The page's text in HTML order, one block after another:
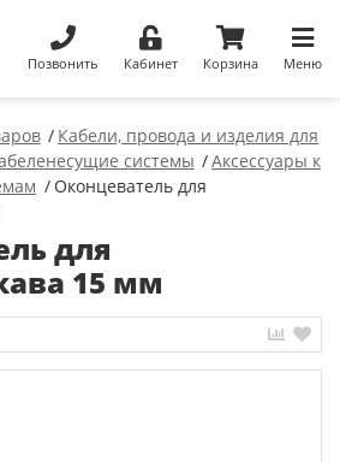
Позвонить Кабинет Корзина Меню
Кабели, провода и изделия для
системы
Аксессуары к
Оконцеватель для
для
15 мм